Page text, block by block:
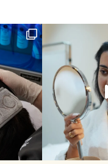
Summer skin is